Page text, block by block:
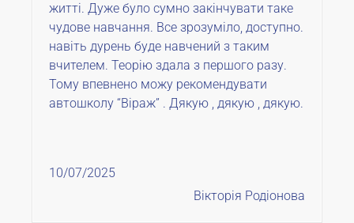
житті. Дуже було сумно закінчувати таке
чудове навчання. Все зрозуміло, доступно.
навіть дурень буде навчений з таким
вчителем. Теорію здала з першого разу.
Тому впевнено можу рекомендувати
автошколу “Віраж” . Дякую , дякую , дякую.
10/07/2025
Вікторія Родіонова